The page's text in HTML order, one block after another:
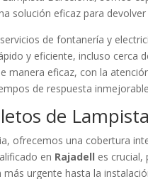
solución eficaz para
de fontanería y
y eficiente, incluso cerca
manera eficaz, con la
de respuesta
de
ofrecemos una cobertura
en Rajadell es
urgente hasta la